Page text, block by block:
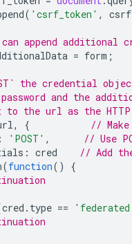
( 'csrf_token' ,
append additional
= form ;
the credential
and the
the url as the HTTP
, {
//
: 'POST' ,
// Use
: cred
// Add
(function()
{
cred . type ==